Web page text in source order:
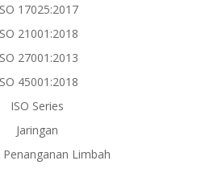
17025:2017
21001:2018
27001:2013
45001:2018
ISO Series
Jaringan
Penanganan Limbah